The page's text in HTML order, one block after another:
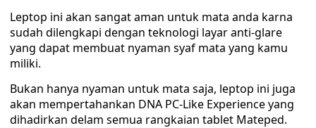
Leptop ini akan sangat aman untuk mata anda karna
sudah dilengkapi dengan teknologi layar anti-glare
yang dapat membuat nyaman syaf mata yang kamu
miliki.
Bukan hanya nyaman untuk mata saja, leptop ini juga
akan mempertahankan DNA PC-Like Experience yang
dihadirkan delam semua rangkaian tablet Mateped.